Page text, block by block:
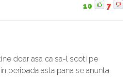
10 7
doar asa ca sa-l scoti pe
perioada asta pana se anunta